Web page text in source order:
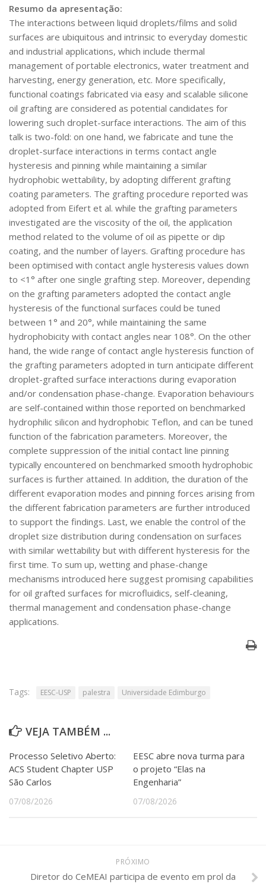
Resumo da apresentação:
The interactions between liquid droplets/films and solid
surfaces are ubiquitous and intrinsic to everyday domestic
and industrial applications, which include thermal
management of portable electronics, water treatment and
harvesting, energy generation, etc. More specifically,
functional coatings fabricated via easy and scalable silicone
oil grafting are considered as potential candidates for
lowering such droplet-surface interactions. The aim of this
talk is two-fold: on one hand, we fabricate and tune the
droplet-surface interactions in terms contact angle
hysteresis and pinning while maintaining a similar
hydrophobic wettability, by adopting different grafting
coating parameters. The grafting procedure reported was
adopted from Eifert et al. while the grafting parameters
investigated are the viscosity of the oil, the application
method related to the volume of oil as pipette or dip
coating, and the number of layers. Grafting procedure has
been optimised with contact angle hysteresis values down
to <1° after one single grafting step. Moreover, depending
on the grafting parameters adopted the contact angle
hysteresis of the functional surfaces could be tuned
between 1° and 20°, while maintaining the same
hydrophobicity with contact angles near 108°. On the other
hand, the wide range of contact angle hysteresis function of
the grafting parameters adopted in turn anticipate different
droplet-grafted surface interactions during evaporation
and/or condensation phase-change. Evaporation behaviours
are self-contained within those reported on benchmarked
hydrophilic silicon and hydrophobic Teflon, and can be tuned
function of the fabrication parameters. Moreover, the
complete suppression of the initial contact line pinning
typically encountered on benchmarked smooth hydrophobic
surfaces is further attained. In addition, the duration of the
different evaporation modes and pinning forces arising from
the different fabrication parameters are further introduced
to support the findings. Last, we enable the control of the
droplet size distribution during condensation on surfaces
with similar wettability but with different hysteresis for the
first time. To sum up, wetting and phase-change
mechanisms introduced here suggest promising capabilities
for oil grafted surfaces for microfluidics, self-cleaning,
thermal management and condensation phase-change
applications.
Tags: EESC-USP palestra Universidade Edimburgo
VEJA TAMBÉM ...
Processo Seletivo Aberto:
ACS Student Chapter USP
São Carlos
07/08/2026
EESC abre nova turma para
o projeto “Elas na
Engenharia”
07/08/2026
PRÓXIMO
Diretor do CeMEAI participa de evento em prol da